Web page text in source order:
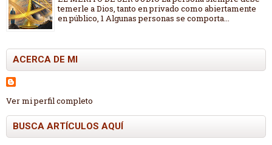
temerle a Dios, tanto en privado como abiertamente
en público, 1 Algunas personas se comporta...
ACERCA DE MI
Ver mi perfil completo
BUSCA ARTÍCULOS AQUÍ